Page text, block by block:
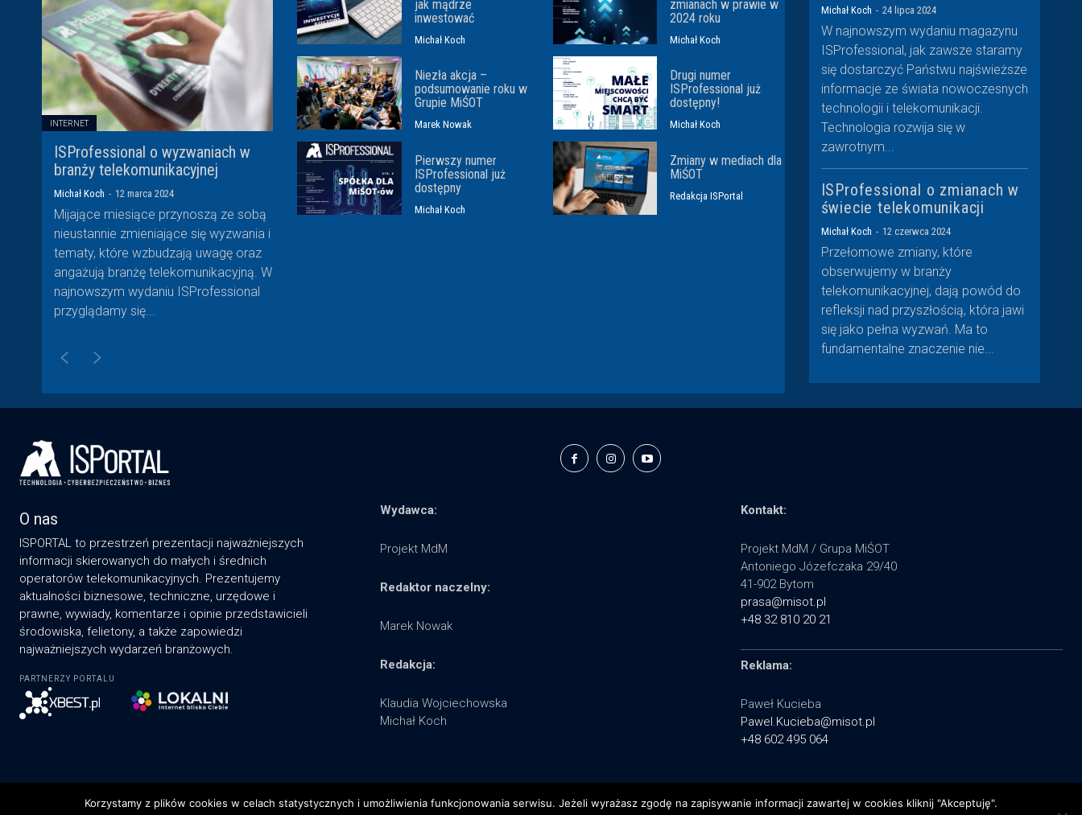
INTERNET
ISProfessional o wyzwaniach w
branży telekomunikacyjnej
Michał Koch - 12 marca 2024
Mijające miesiące przynoszą ze sobą
nieustannie zmieniające się wyzwania i
tematy, które wzbudzają uwagę oraz
angażują branżę telekomunikacyjną. W
najnowszym wydaniu ISProfessional
przyglądamy się...
jak mądrze
inwestować
Michał Koch
zmianach w prawie w
2024 roku
Michał Koch
Niezła akcja –
podsumowanie roku w
Grupie MiŚOT
Marek Nowak
Drugi numer
ISProfessional już
dostępny!
Michał Koch
Pierwszy numer
ISProfessional już
dostępny
Michał Koch
Zmiany w mediach dla
MiŚOT
Redakcja ISPortal
Michał Koch - 24 lipca 2024
W najnowszym wydaniu magazynu
ISProfessional, jak zawsze staramy
się dostarczyć Państwu najświeższe
informacje ze świata nowoczesnych
technologii i telekomunikacji.
Technologia rozwija się w
zawrotnym...
ISProfessional o zmianach w
świecie telekomunikacji
Michał Koch - 12 czerwca 2024
Przełomowe zmiany, które
obserwujemy w branży
telekomunikacyjnej, dają powód do
refleksji nad przyszłością, która jawi
się jako pełna wyzwań. Ma to
fundamentalne znaczenie nie...
O nas
ISPORTAL to przestrzeń prezentacji najważniejszych
informacji skierowanych do małych i średnich
operatorów telekomunikacyjnych. Prezentujemy
aktualności biznesowe, techniczne, urzędowe i
prawne, wywiady, komentarze i opinie przedstawicieli
środowiska, felietony, a także zapowiedzi
najważniejszych wydarzeń branżowych.
PARTNERZY PORTALU
Wydawca:
Projekt MdM
Redaktor naczelny:
Marek Nowak
Redakcja:
Klaudia Wojciechowska
Michał Koch
Kontakt:
Projekt MdM / Grupa MiŚOT
Antoniego Józefczaka 29/40
41-902 Bytom
prasa@misot.pl
+48 32 810 20 21
Reklama:
Paweł Kucieba
Pawel.Kucieba@misot.pl
+48 602 495 064
Korzystamy z plików cookies w celach statystycznych i umożliwienia funkcjonowania serwisu. Jeżeli wyrażasz zgodę na zapisywanie informacji zawartej w cookies kliknij "Akceptuję".